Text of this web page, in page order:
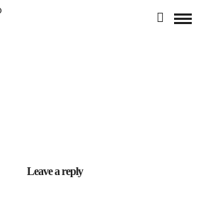
Leave a reply